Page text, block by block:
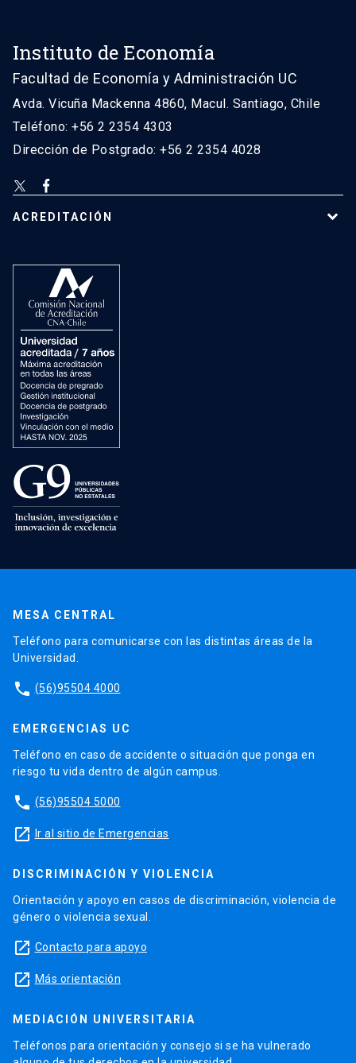
Instituto de Economía
Facultad de Economía y Administración UC
Avda. Vicuña Mackenna 4860, Macul. Santiago, Chile
Teléfono: +56 2 2354 4303
Dirección de Postgrado: +56 2 2354 4028
ACREDITACIÓN
MESA CENTRAL
Teléfono para comunicarse con las distintas áreas de la
Universidad.
phone (56)95504 4000
EMERGENCIAS UC
Teléfono en caso de accidente o situación que ponga en
riesgo tu vida dentro de algún campus.
phone (56)95504 5000
launch Ir al sitio de Emergencias
DISCRIMINACIÓN Y VIOLENCIA
Orientación y apoyo en casos de discriminación, violencia de
género o violencia sexual.
launch Contacto para apoyo
launch Más orientación
MEDIACIÓN UNIVERSITARIA
Teléfonos para orientación y consejo si se ha vulnerado